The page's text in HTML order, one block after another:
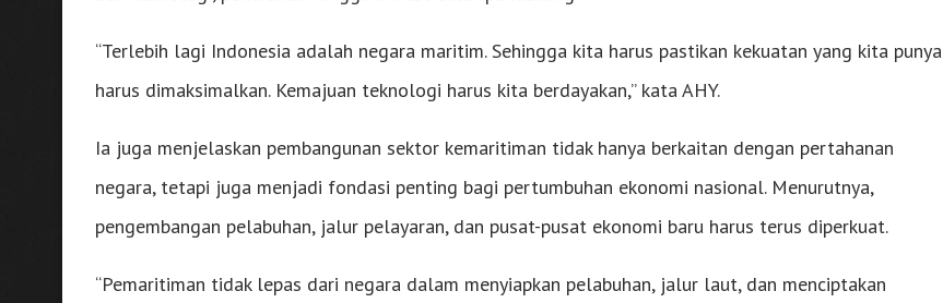
“Terlebih lagi Indonesia adalah negara maritim. Sehingga kita harus pastikan kekuatan yang kita punya
harus dimaksimalkan. Kemajuan teknologi harus kita berdayakan,” kata AHY.
Ia juga menjelaskan pembangunan sektor kemaritiman tidak hanya berkaitan dengan pertahanan
negara, tetapi juga menjadi fondasi penting bagi pertumbuhan ekonomi nasional. Menurutnya,
pengembangan pelabuhan, jalur pelayaran, dan pusat-pusat ekonomi baru harus terus diperkuat.
“Pemaritiman tidak lepas dari negara dalam menyiapkan pelabuhan, jalur laut, dan menciptakan